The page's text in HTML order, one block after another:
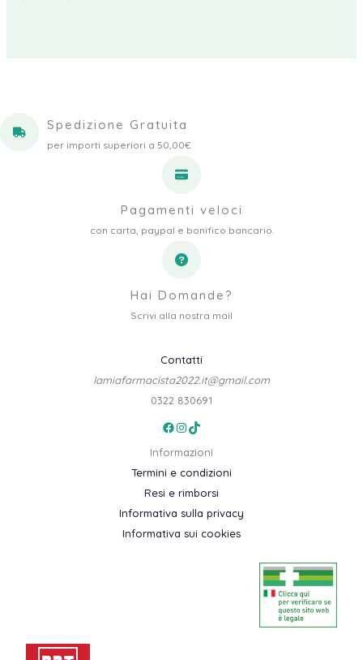
Spedizione Gratuita
per importi superiori a 50,00€
Pagamenti veloci
con carta, paypal e bonifico bancario.
Hai Domande?
Scrivi alla nostra mail
Contatti
lamiafarmacista2022.it@gmail.com
0322 830691
Facebook
Instagram
TikTok
Informazioni
Termini e condizioni
Resi e rimborsi
Informativa sulla privacy
Informativa sui cookies